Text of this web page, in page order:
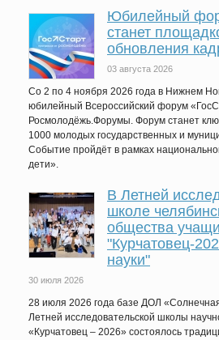
Юбилейный
станет
обновления
03 августа 2026
Со 2 по 4 ноября 2026 года в Нижнем
юбилейный Всероссийский форум
Росмолодёжь.Форумы. Форум станет
1000 молодых государственных и
Событие пройдёт в рамках
дети».
В Летней
школе
общества
"Курчатовец-
науки"
30 июля 2026
28 июля 2026 года базе ДОЛ
Летней исследовательской школы
«Курчатовец – 2026» состоялось